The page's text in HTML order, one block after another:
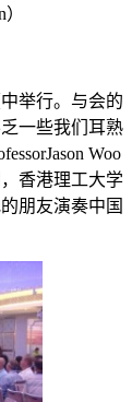
举行。与会的
一些我们耳熟
Woo
香港理工大学
朋友演奏中国